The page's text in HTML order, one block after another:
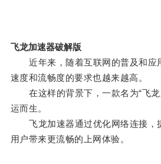
飞龙加速器破解版
近年来，随着互联网的普及和应
速度和流畅度的要求也越来越高。
在这样的背景下，一款名为“飞龙
运而生。
飞龙加速器通过优化网络连接，
用户带来更流畅的上网体验。